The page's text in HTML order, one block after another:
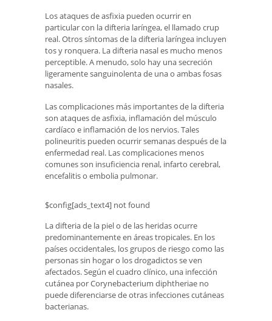
Los ataques de asfixia pueden ocurrir en
particular con la difteria laríngea, el llamado crup
real. Otros síntomas de la difteria laríngea incluyen
tos y ronquera. La difteria nasal es mucho menos
perceptible. A menudo, solo hay una secreción
ligeramente sanguinolenta de una o ambas fosas
nasales.
Las complicaciones más importantes de la difteria
son ataques de asfixia, inflamación del músculo
cardíaco e inflamación de los nervios. Tales
polineuritis pueden ocurrir semanas después de la
enfermedad real. Las complicaciones menos
comunes son insuficiencia renal, infarto cerebral,
encefalitis o embolia pulmonar.
$config[ads_text4] not found
La difteria de la piel o de las heridas ocurre
predominantemente en áreas tropicales. En los
países occidentales, los grupos de riesgo como las
personas sin hogar o los drogadictos se ven
afectados. Según el cuadro clínico, una infección
cutánea por Corynebacterium diphtheriae no
puede diferenciarse de otras infecciones cutáneas
bacterianas.